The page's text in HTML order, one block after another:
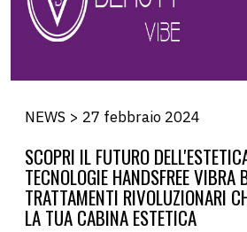
NEWS > 27 febbraio 2024
SCOPRI IL FUTURO
TECNOLOGIE HANDSFREE VIBRA
TRATTAMENTI RIVOLUZIONARI
LA TUA CABINA ESTETICA